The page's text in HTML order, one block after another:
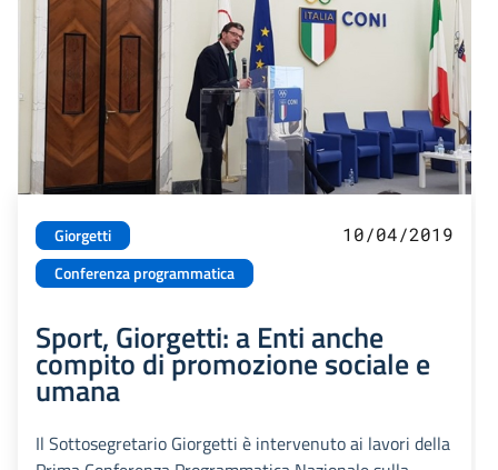
Giorgetti
Conferenza programmatica
10/04/2019
Sport, Giorgetti: a Enti anche
compito di promozione sociale e
umana
Il Sottosegretario Giorgetti è intervenuto ai lavori della